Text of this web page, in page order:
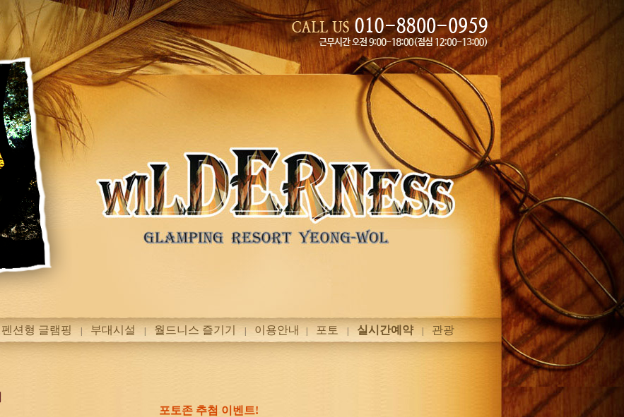
펜션형 글램핑 부대시설 월드니스 즐기기 이용안내 포토 실시간예약| 관광
포토존 추첨 이벤트!